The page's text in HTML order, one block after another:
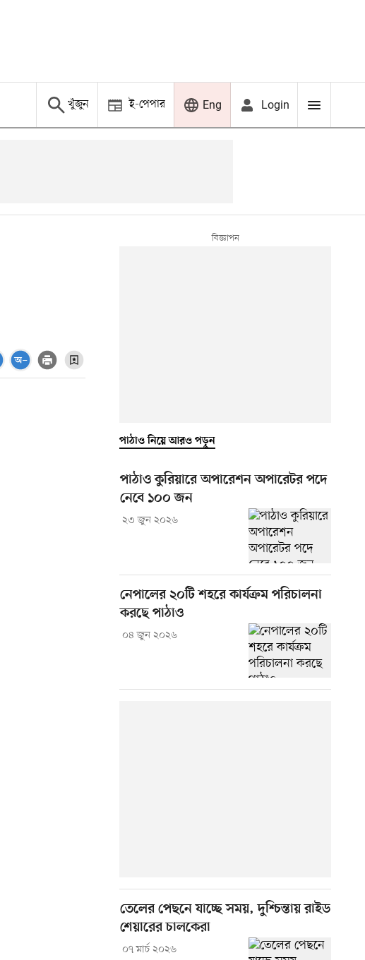
খুঁজুন ই-পেপার Eng Login
পাঠাও নিয়ে আরও পড়ুন
পাঠাও কুরিয়ারে অপারেশন অপারেটর পদে
নেবে ১০০ জন
২৩ জুন ২০২৬
নেপালের ২০টি শহরে কার্যক্রম পরিচালনা
করছে পাঠাও
০৪ জুন ২০২৬
তেলের পেছনে যাচ্ছে সময়, দুশ্চিন্তায় রাইড
শেয়ারের চালকেরা
০৭ মার্চ ২০২৬